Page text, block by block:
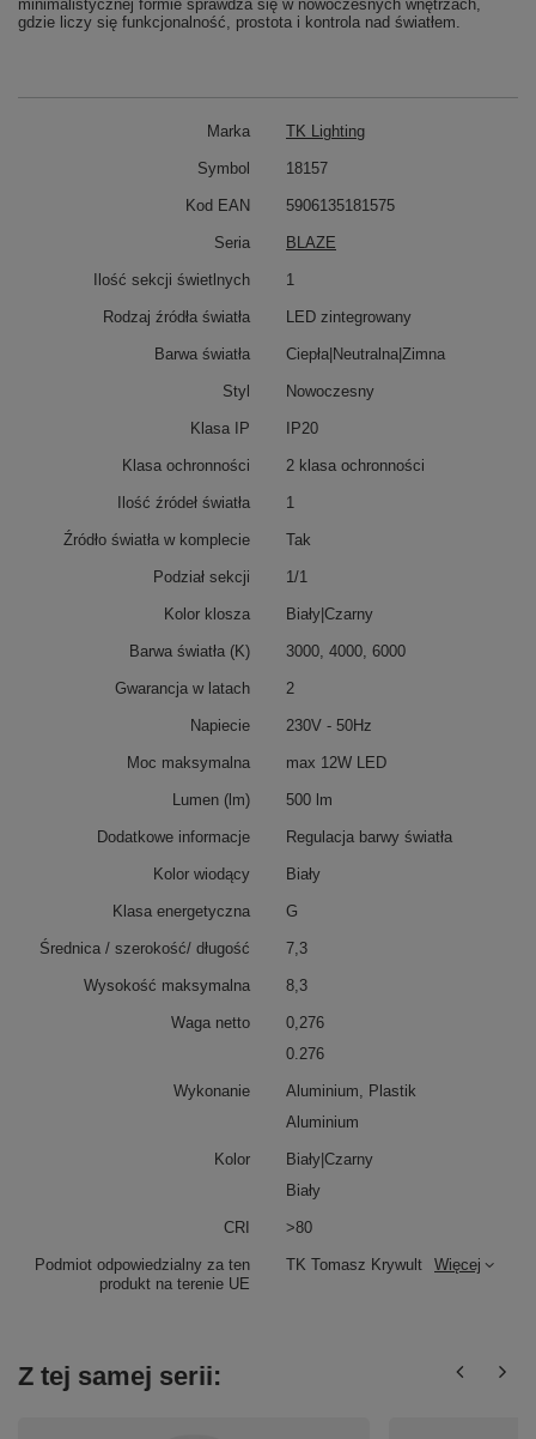
minimalistycznej formie sprawdza się w nowoczesnych wnętrzach,
gdzie liczy się funkcjonalność, prostota i kontrola nad światłem.
Marka TK Lighting
Podmiot odpowiedzialny za ten
produkt na terenie UE
TK Tomasz Krywult Więcej
Symbol 18157
Kod EAN 5906135181575
Seria BLAZE
Ilość sekcji świetlnych 1
Rodzaj źródła światła LED zintegrowany
Barwa światła Ciepła|Neutralna|Zimna
Styl Nowoczesny
Klasa IP IP20
Klasa ochronności 2 klasa ochronności
Ilość źródeł światła 1
Źródło światła w komplecie Tak
Podział sekcji 1/1
Kolor klosza Biały|Czarny
Barwa światła (K) 3000, 4000, 6000
Gwarancja w latach 2
Napiecie 230V - 50Hz
Moc maksymalna max 12W LED
Lumen (lm) 500 lm
Dodatkowe informacje Regulacja barwy światła
Kolor wiodący Biały
Klasa energetyczna G
Średnica / szerokość/ długość 7,3
Wysokość maksymalna 8,3
Waga netto
0,276
0.276
Wykonanie
Aluminium, Plastik
Aluminium
Kolor
Biały|Czarny
Biały
CRI >80
Z tej samej serii: